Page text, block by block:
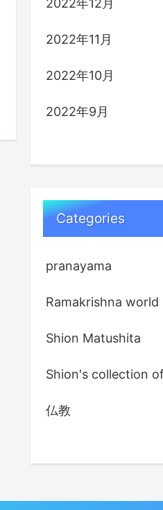
2022年12月
2022年11月
2022年10月
2022年9月
Categories
pranayama
Ramakrishna world
Shion Matushita
Shion's collection
仏教